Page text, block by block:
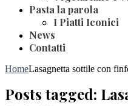
Pasta la parola
I Piatti Iconici
News
Contatti
HomeLasagnetta sottile con
Posts tagged: